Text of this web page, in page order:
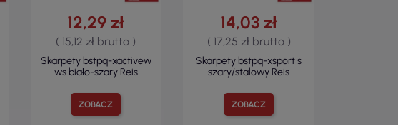
ZOBACZ
12,29 zł
( 15,12 zł brutto )
Skarpety bstpq-xactivew
ws biało-szary Reis
ZOBACZ
14,03 zł
( 17,25 zł brutto )
Skarpety bstpq-xsport s
szary/stalowy Reis